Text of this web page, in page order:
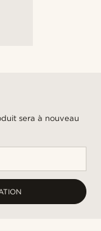
sera à nouveau